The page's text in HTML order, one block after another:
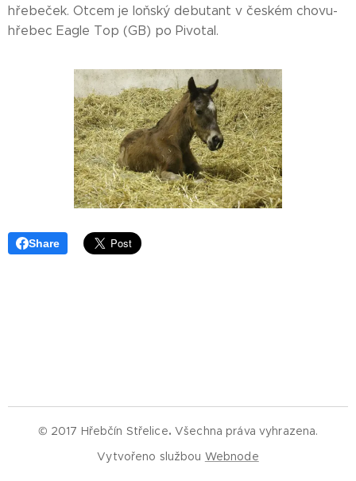
hřebeček. Otcem je loňský debutant v českém chovu-
hřebec Eagle Top (GB) po Pivotal.
Share
© 2017 Hřebčín Střelice.Všechna práva vyhrazena.
Vytvořeno službou Webnode